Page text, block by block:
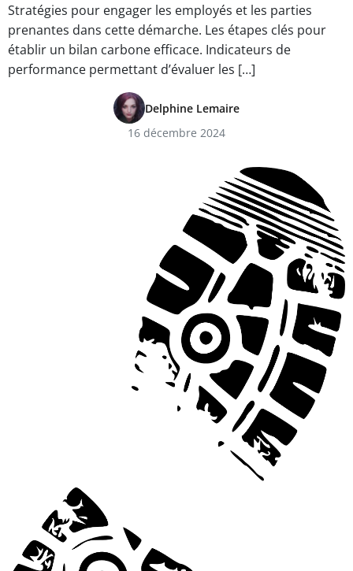
Stratégies pour engager les employés et les parties
prenantes dans cette démarche. Les étapes clés pour
établir un bilan carbone efficace. Indicateurs de
performance permettant d’évaluer les […]
Delphine Lemaire
16 décembre 2024